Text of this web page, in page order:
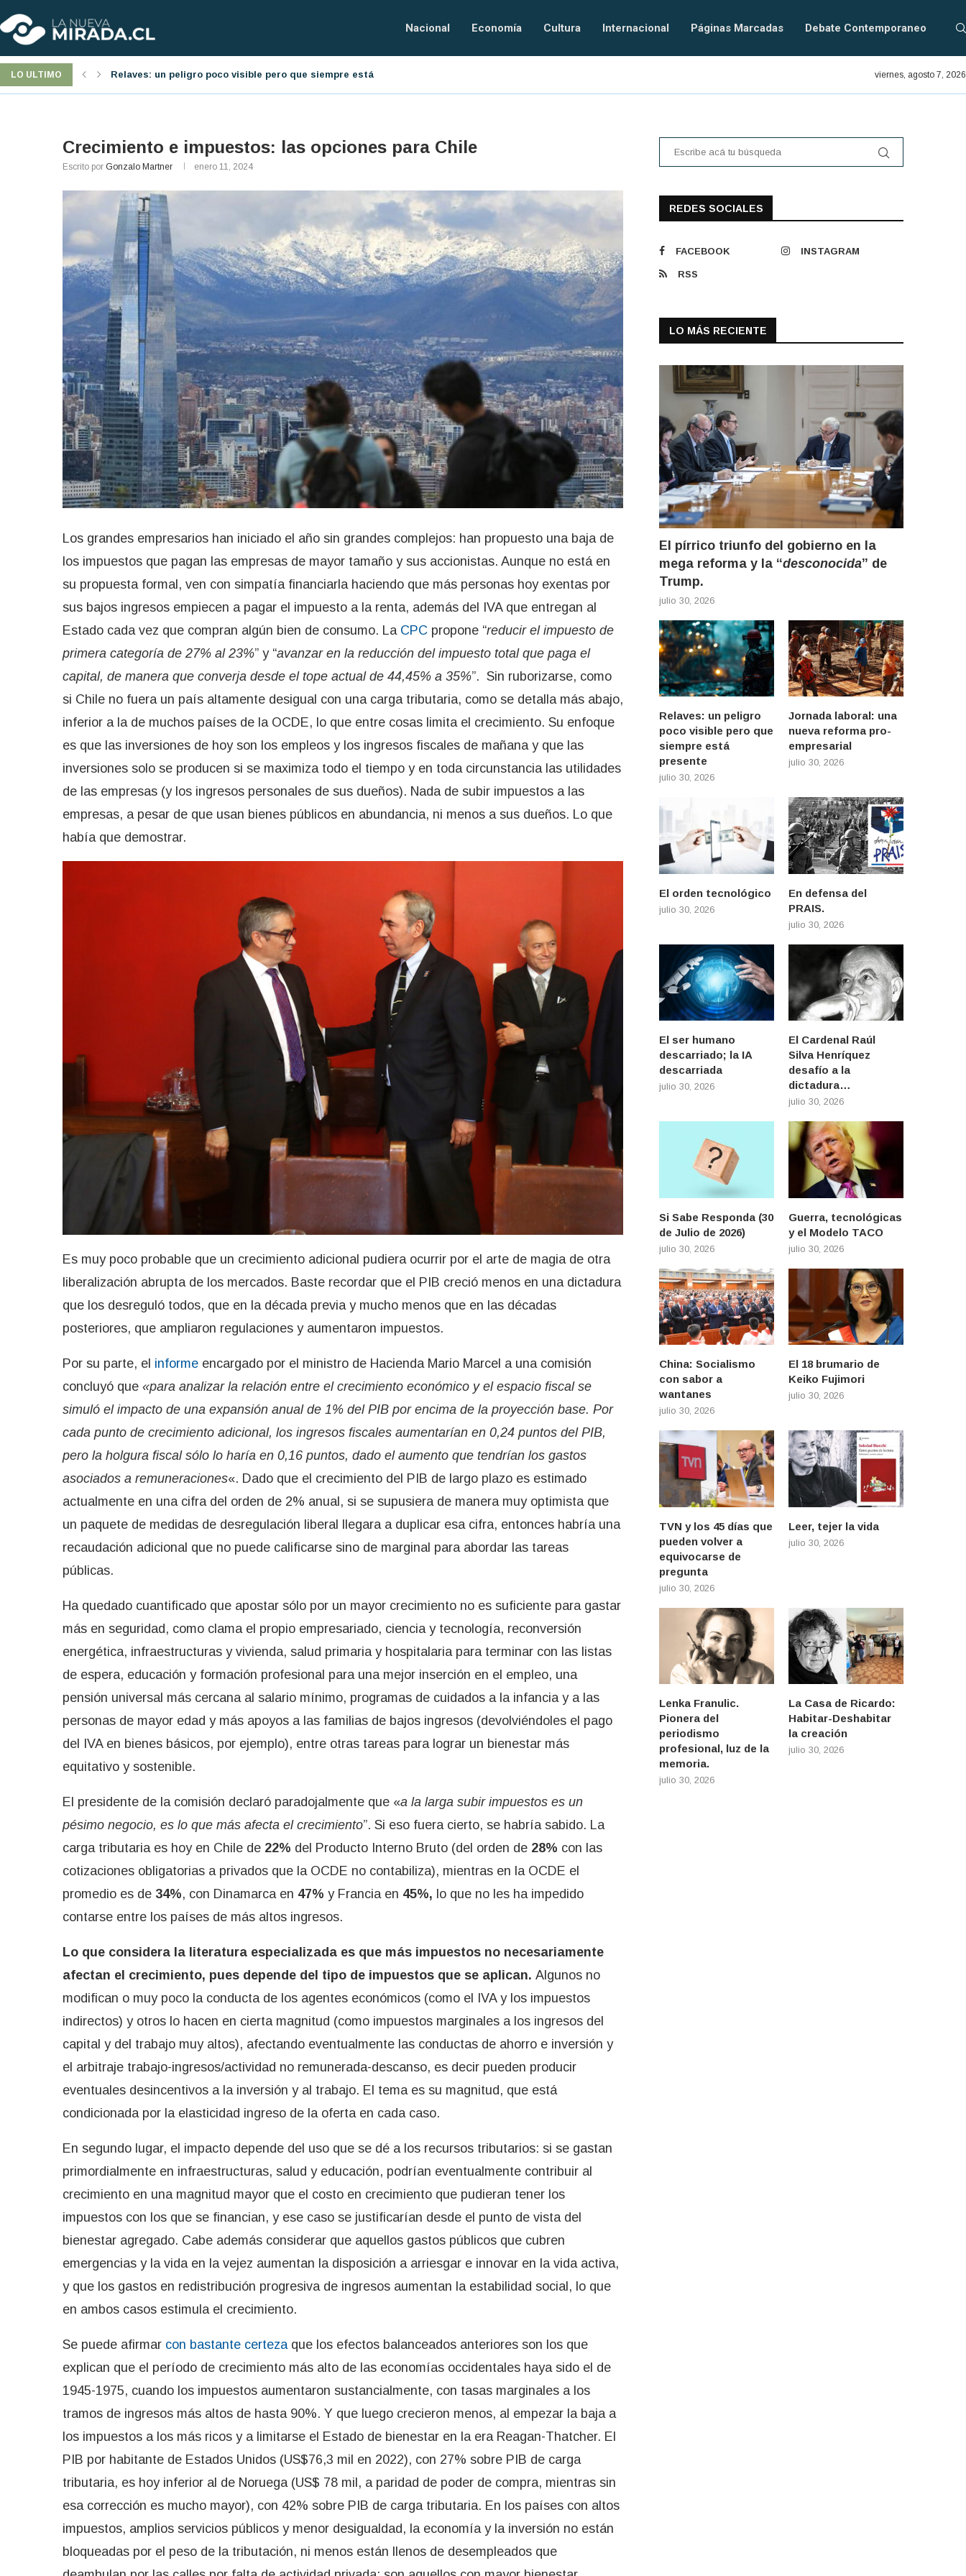
Nacional Economía Cultura Internacional Páginas Marcadas Debate Contemporaneo
LO ULTIMO
presente Jornada laboral: una nueva reforma pro-empresarial En defensa del PRAIS.
viernes, agosto 7, 2026
Crecimiento e impuestos: las opciones para Chile
Escrito por Gonzalo Martner enero 11, 2024
Los grandes empresarios han iniciado el año sin grandes complejos: han propuesto una baja de
los impuestos que pagan las empresas de mayor tamaño y sus accionistas. Aunque no está en
su propuesta formal, ven con simpatía financiarla haciendo que más personas hoy exentas por
sus bajos ingresos empiecen a pagar el impuesto a la renta, además del IVA que entregan al
Estado cada vez que compran algún bien de consumo. La CPC propone “reducir el impuesto de
primera categoría de 27% al 23%” y “avanzar en la reducción del impuesto total que paga el
capital, de manera que converja desde el tope actual de 44,45% a 35%”. Sin ruborizarse, como
si Chile no fuera un país altamente desigual con una carga tributaria, como se detalla más abajo,
inferior a la de muchos países de la OCDE, lo que entre cosas limita el crecimiento. Su enfoque
es que las inversiones de hoy son los empleos y los ingresos fiscales de mañana y que las
inversiones solo se producen si se maximiza todo el tiempo y en toda circunstancia las utilidades
de las empresas (y los ingresos personales de sus dueños). Nada de subir impuestos a las
empresas, a pesar de que usan bienes públicos en abundancia, ni menos a sus dueños. Lo que
había que demostrar.
Es muy poco probable que un crecimiento adicional pudiera ocurrir por el arte de magia de otra
liberalización abrupta de los mercados. Baste recordar que el PIB creció menos en una dictadura
que los desreguló todos, que en la década previa y mucho menos que en las décadas
posteriores, que ampliaron regulaciones y aumentaron impuestos.
Por su parte, el informe encargado por el ministro de Hacienda Mario Marcel a una comisión
concluyó que «para analizar la relación entre el crecimiento económico y el espacio fiscal se
simuló el impacto de una expansión anual de 1% del PIB por encima de la proyección base. Por
cada punto de crecimiento adicional, los ingresos fiscales aumentarían en 0,24 puntos del PIB,
pero la holgura fiscal sólo lo haría en 0,16 puntos, dado el aumento que tendrían los gastos
asociados a remuneraciones«. Dado que el crecimiento del PIB de largo plazo es estimado
actualmente en una cifra del orden de 2% anual, si se supusiera de manera muy optimista que
un paquete de medidas de desregulación liberal llegara a duplicar esa cifra, entonces habría una
recaudación adicional que no puede calificarse sino de marginal para abordar las tareas
públicas.
Ha quedado cuantificado que apostar sólo por un mayor crecimiento no es suficiente para gastar
más en seguridad, como clama el propio empresariado, ciencia y tecnología, reconversión
energética, infraestructuras y vivienda, salud primaria y hospitalaria para terminar con las listas
de espera, educación y formación profesional para una mejor inserción en el empleo, una
pensión universal más cercana al salario mínimo, programas de cuidados a la infancia y a las
personas de mayor edad y más apoyos a las familias de bajos ingresos (devolviéndoles el pago
del IVA en bienes básicos, por ejemplo), entre otras tareas para lograr un bienestar más
equitativo y sostenible.
El presidente de la comisión declaró paradojalmente que «a la larga subir impuestos es un
pésimo negocio, es lo que más afecta el crecimiento”. Si eso fuera cierto, se habría sabido. La
carga tributaria es hoy en Chile de 22% del Producto Interno Bruto (del orden de 28% con las
cotizaciones obligatorias a privados que la OCDE no contabiliza), mientras en la OCDE el
promedio es de 34%, con Dinamarca en 47% y Francia en 45%, lo que no les ha impedido
contarse entre los países de más altos ingresos.
Lo que considera la literatura especializada es que más impuestos no necesariamente
afectan el crecimiento, pues depende del tipo de impuestos que se aplican. Algunos no
modifican o muy poco la conducta de los agentes económicos (como el IVA y los impuestos
indirectos) y otros lo hacen en cierta magnitud (como impuestos marginales a los ingresos del
capital y del trabajo muy altos), afectando eventualmente las conductas de ahorro e inversión y
el arbitraje trabajo-ingresos/actividad no remunerada-descanso, es decir pueden producir
eventuales desincentivos a la inversión y al trabajo. El tema es su magnitud, que está
condicionada por la elasticidad ingreso de la oferta en cada caso.
En segundo lugar, el impacto depende del uso que se dé a los recursos tributarios: si se gastan
primordialmente en infraestructuras, salud y educación, podrían eventualmente contribuir al
crecimiento en una magnitud mayor que el costo en crecimiento que pudieran tener los
impuestos con los que se financian, y ese caso se justificarían desde el punto de vista del
bienestar agregado. Cabe además considerar que aquellos gastos públicos que cubren
emergencias y la vida en la vejez aumentan la disposición a arriesgar e innovar en la vida activa,
y que los gastos en redistribución progresiva de ingresos aumentan la estabilidad social, lo que
en ambos casos estimula el crecimiento.
Se puede afirmar con bastante certezaque los efectos balanceados anteriores son los que
explican que el período de crecimiento más alto de las economías occidentales haya sido el de
1945-1975, cuando los impuestos aumentaron sustancialmente, con tasas marginales a los
tramos de ingresos más altos de hasta 90%. Y que luego crecieron menos, al empezar la baja a
los impuestos a los más ricos y a limitarse el Estado de bienestar en la era Reagan-Thatcher. El
PIB por habitante de Estados Unidos (US$76,3 mil en 2022), con 27% sobre PIB de carga
tributaria, es hoy inferior al de Noruega (US$ 78 mil, a paridad de poder de compra, mientras sin
esa corrección es mucho mayor), con 42% sobre PIB de carga tributaria. En los países con altos
impuestos, amplios servicios públicos y menor desigualdad, la economía y la inversión no están
bloqueadas por el peso de la tributación, ni menos están llenos de desempleados que
REDES SOCIALES
FACEBOOK INSTAGRAM
RSS
LO MÁS RECIENTE
El pírrico triunfo del gobierno en la
mega reforma y la “desconocida” de
Trump.
julio 30, 2026
Relaves: un peligro
poco visible pero que
siempre está
presente
julio 30, 2026
Jornada laboral: una
nueva reforma pro-
empresarial
julio 30, 2026
El orden tecnológico
julio 30, 2026
En defensa del
PRAIS.
julio 30, 2026
El ser humano
descarriado; la IA
descarriada
julio 30, 2026
El Cardenal Raúl
Silva Henríquez
desafío a la
dictadura…
julio 30, 2026
Si Sabe Responda (30
de Julio de 2026)
julio 30, 2026
Guerra, tecnológicas
y el Modelo TACO
julio 30, 2026
China: Socialismo
con sabor a
wantanes
julio 30, 2026
El 18 brumario de
Keiko Fujimori
julio 30, 2026
TVN y los 45 días que
pueden volver a
equivocarse de
pregunta
julio 30, 2026
Leer, tejer la vida
julio 30, 2026
Lenka Franulic.
Pionera del
periodismo
profesional, luz de la
memoria.
julio 30, 2026
La Casa de Ricardo:
Habitar-Deshabitar
la creación
julio 30, 2026